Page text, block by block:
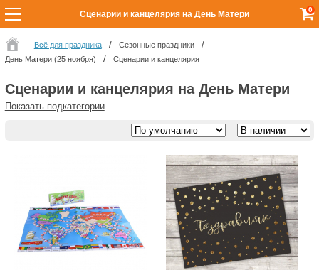
Всё для праздника
Сезонные праздники
День Матери (25 ноября)
Сценарии и канцелярия
Сценарии и канцелярия на День Матери
Показать подкатегории
Сценарии и канцелярия на День Матери 0